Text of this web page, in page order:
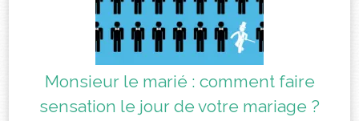
Monsieur le marié : comment faire
sensation le jour de votre mariage ?